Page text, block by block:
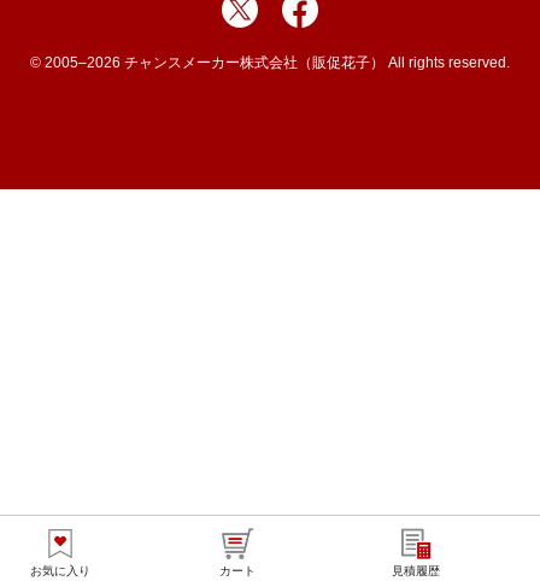
お気に入り カート 見積履歴
© 2005–2026 チャンスメーカー株式会社（販促花子） All rights reserved.